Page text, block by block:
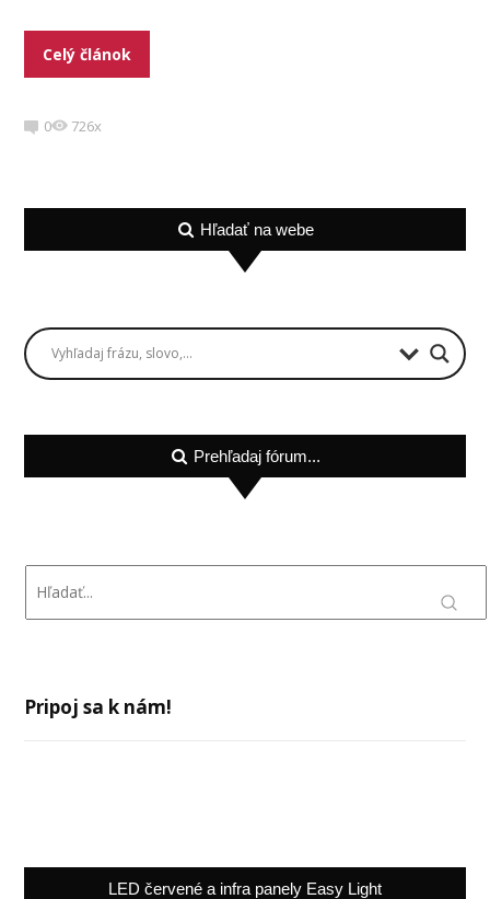
Celý článok
0 726x
Hľadať na webe
Prehľadaj fórum...
Pripoj sa k nám!
LED červené a infra panely Easy Light